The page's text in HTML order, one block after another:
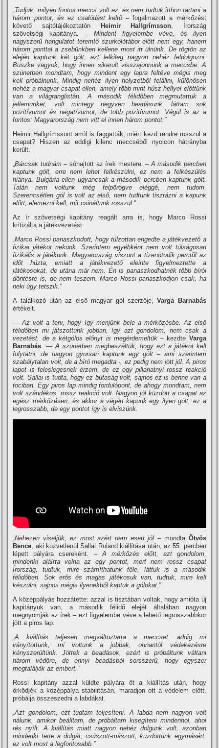
„Tudjuk, milyen fontos meccs volt ez, és nem tudtuk itthon tartani a
három pontot, és ez csalódást keltő –fogalmazott a mérkőzést
követő sajtótájékoztatón Heimir Hallgrímsson , Írország
szövetségi kapitánya . – Mindent figyelembe véve, és ilyen
nagyszerű hangulatot teremtő szurkolótábor előtt nem egy, hanem
három ponttal a zsebünkben kellene most itt ülnünk. De rögtön az
elején kaptunk két gólt, ezt lelkileg nagyon nehéz feldolgozni.
Büszke vagyok, hogy innen sikerült visszajönnünk a meccsbe. A
szünetben mondtam, hogy mindent egy lapra feltéve mégis meg
kell próbálnunk. Mindig nehéz ilyen helyzetből felállni, különösen
nehéz a magyar csapat ellen, amely több mint húsz hellyel előttünk
van a világranglistán. A második félidőben megmutattuk a
jellemünket, volt mintegy negyven beadásunk, láttam sok
pozitívumot és negatívumot, de több pozitívumot. Végül is az a
fontos: Magyarország nem vitt el innen három pontot.”
Heimir Hallgrímssont arról is faggatták, miért kezd rendre rosszul a
csapat? Hiszen az eddigi kilenc meccséből nyolcon hátrányba
került.
„Bárcsak tudnám – sóhajtott az írek mestere. – A második percben
kaptunk gólt, erre nem lehet felkészülni, ez nem a felkészülés
hiánya. Bulgária ellen ugyancsak a második percben kaptunk gólt.
Talán nem voltunk még felpörögve eléggé, nem tudom.
Szerencsétlen gól is volt az első, nem tudtunk tisztázni a kapunk
előtt, elemezni kell, mit csináltunk rosszul.”
Az ír szövetségi kapitány reagált arra is, hogy Marco Rossi
kritizálta a játékvezetést:
„Marco Rossi panaszkodott, hogy túlzottan engedte a játékvezető a
fizikai játékot nekünk. Szerintem egyébként nem volt túlságosan
fizikális a játékunk. Magyarország viszont a tizenötödik perctől az
időt húzta, emiatt a játékvezető eleinte figyelmeztette a
játékosokat, de utána már nem. Én is panaszkodhatnék több bírói
döntésre is, de nem teszem. Marco Rossi panaszkodjon csak, ha
neki úgy tetszik.”
A találkozó után az első magyar gól szerzője,Varga Barnabás
értékelt.
— Az volt a terv, hogy így menjünk bele a mérkőzésbe. Az első
félidőben mi játszottunk jobban, így azt gondolom, nem csak a
vezetést, de a kétgólos előnyt is megérdemeltük –kezdte Varga
Barnabás . — A szünetben megbeszéltük, hogy ezt a játékot kell
folytatni, de nagyon gyorsan kaptunk egy gólt – ami szerintem
szabálytalan volt, de a bíró megadta -, ez pedig nem jött jól. A piros
lapot is feleslegesnek érzem, de ez egy pillanatnyi rossz reakció
volt. Sallai is tudta, hogy ez butaság volt, sajnos ez is benne van a
fociban. Egy piros lap mindig fordulópont, de ahogy mondtam, nem
volt szándékos, rossz reakció volt. Nagyon jól küzdött a csapat az
egész mérkőzésen, és akkor a végén kapunk egy ilyen gólt, ez a
legrosszabb, de egy pontot így is elviszünk.
„Nehezen viseljük, ez most azért nem esett jól – mondta Ötvös
Bence , aki közvetlenül Sallai Roland kiállítása után, az 55. percben
lépett pályára csereként. – A mérkőzés előtt, azt gondolom,
mindenki aláírta volna az egy pontot, mert nem rossz csapat
Írország, tudtuk, mire számíthatunk tőle, láttuk is a második
félidőben. Sok erős és magas játékosuk van, tudtuk, mire kell
készülni, sajnos mégis ilyenekből kaptuk a gólokat.”
A középpályás hozzátette: azzal is tisztában voltak, hogy amióta új
kapitányuk van, a második félidő elejét általában nagyon
megnyomják az írek – ezt figyelembe véve a lehető legrosszabbkor
jött a piros lap.
„A kiállítás teljesen megváltoztatta a meccset, addig mi
irányítottunk, mi voltunk a jobbak, onnantól védekezésre
kényszerültünk. Jöttek a beadások, ezért is próbáltunk váltani
három védőre, de ennyi beadásból sorsszerű, hogy egyszer
megtalálják az embert.”
Rossi kapitány azzal küldte pályára őt a kiállítás után, hogy
őrködjék a középpálya stabilitásán, maradjon ott a védelem előtt,
próbálja összeszedni a labdákat.
„Azt gondolom, ezt tudtam teljesíteni. A labda nem nagyon volt
nálunk, amikor beálltam, de próbáltam kisegíteni mindenhol, ahol
rés nyílt. A kiállítás miatt nagyon nehéz dolgunk volt, azonban
mindenki tette a dolgát, csúszott-mászott, küzdöttünk egymásért,
ez volt most a legfontosabb.”